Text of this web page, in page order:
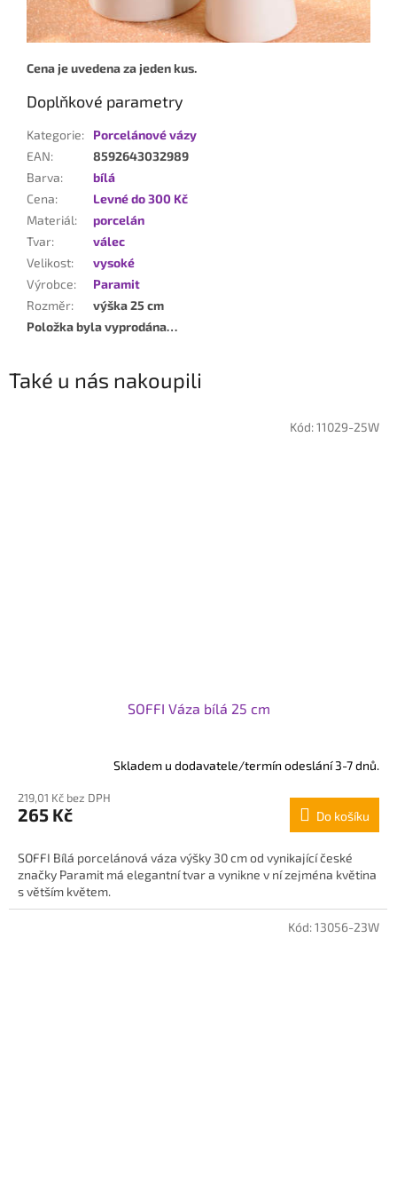
Cena je uvedena za jeden kus.
Doplňkové parametry
Kategorie:
Porcelánové vázy
EAN:
8592643032989
Barva:
bílá
Cena:
Levné do 300 Kč
Materiál:
porcelán
Tvar:
válec
Velikost:
vysoké
Výrobce:
Paramit
Rozměr:
výška 25 cm
Položka byla vyprodána…
Také u nás nakoupili
SOFFI Váza bílá 25 cm
Skladem u dodavatele/termín odeslání 3-7 dnů.
219,01 Kč bez DPH
265 Kč Do košíku
SOFFI Bílá porcelánová váza výšky 30 cm od vynikající české
značky Paramit má elegantní tvar a vynikne v ní zejména květina
s větším květem.
Kód:11029-25W
Kód:13056-23W